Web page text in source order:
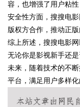
!
容，也增强了用户粘
安全性方面，搜搜电
版权方合作，推动正版
综上所述，搜搜电影
无论你是影视新手还
未来，随着技术的不
平台，满足用户多样化